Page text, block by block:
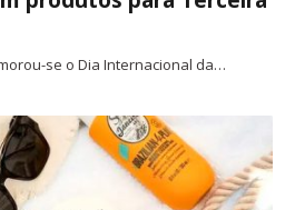
se o Dia Internacional da…